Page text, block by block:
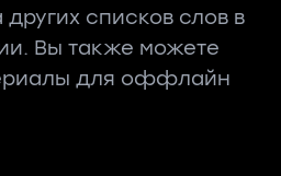
списков слов в
Вы также можете
для оффлайн